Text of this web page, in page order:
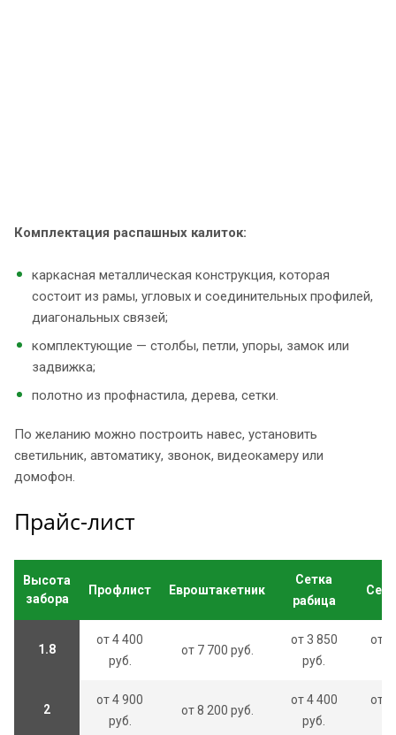
Комплектация распашных калиток:
каркасная металлическая конструкция, которая
состоит из рамы, угловых и соединительных профилей,
диагональных связей;
комплектующие — столбы, петли, упоры, замок или
задвижка;
полотно из профнастила, дерева, сетки.
По желанию можно построить навес, установить
светильник, автоматику, звонок, видеокамеру или
домофон.
Прайс-лист
Высота
забора
Профлист Евроштакетник
Сетка
рабица
1.8
от 4 400
руб.
от 7 700 руб.
от 3 850
руб.
от
2
от 4 900
руб.
от 8 200 руб.
от 4 400
руб.
от